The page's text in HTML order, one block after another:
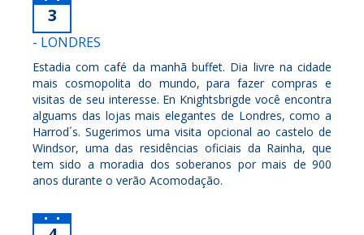
3
- LONDRES
Estadia com café da manhã buffet. Dia livre na cidade
mais cosmopolita do mundo, para fazer compras e
visitas de seu interesse. En Knightsbrigde você encontra
alguams das lojas mais elegantes de Londres, como a
Harrod´s. Sugerimos uma visita opcional ao castelo de
Windsor, uma das residências oficiais da Rainha, que
tem sido a moradia dos soberanos por mais de 900
anos durante o verão Acomodação.